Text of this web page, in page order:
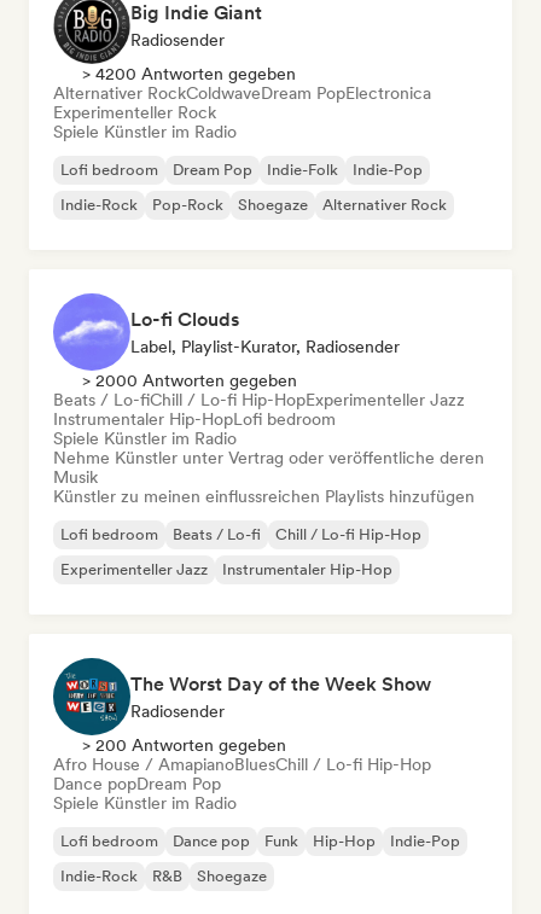
Big Indie Giant
Radiosender
> 4200 Antworten gegeben
Alternativer RockColdwaveDream PopElectronica
Experimenteller Rock
Spiele Künstler im Radio
Lofi bedroom Dream Pop Indie-Folk
Indie-Pop
Indie-Rock
Pop-Rock Shoegaze Alternativer Rock
Lo-fi Clouds
Label, Playlist-Kurator, Radiosender
> 2000 Antworten gegeben
Beats / Lo-fiChill / Lo-fi Hip-HopExperimenteller Jazz
Instrumentaler Hip-HopLofi bedroom
Spiele Künstler im Radio
Nehme Künstler unter Vertrag oder veröffentliche deren
Musik
Künstler zu meinen einflussreichen Playlists hinzufügen
Lofi bedroom Beats / Lo-fi
Chill / Lo-fi Hip-Hop
Experimenteller Jazz
Instrumentaler Hip-Hop
The Worst Day of the Week Show
Radiosender
> 200 Antworten gegeben
Afro House / AmapianoBluesChill / Lo-fi Hip-Hop
Dance popDream Pop
Spiele Künstler im Radio
Lofi bedroom Dance pop Funk Hip-Hop
Indie-Pop
Indie-Rock
R&B Shoegaze